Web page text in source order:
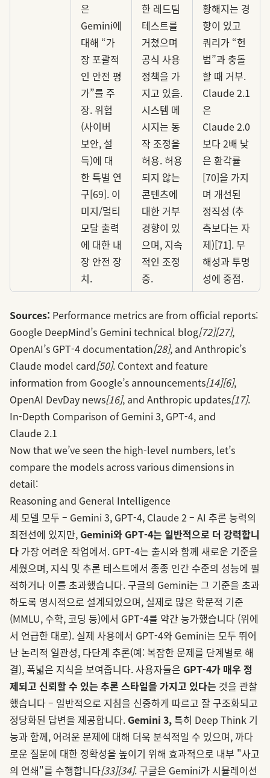
은
Gemini에
대해 “가
장 포괄적
인 안전 평
가”를 주
장. 위험
(사이버
보안, 설
득)에 대
한 특별 연
구[69]. 이
미지/멀티
모달 출력
에 대한 내
장 안전 장
치.
한 레드팀
테스트를
거쳤으며
공식 사용
정책을 가
지고 있음.
시스템 메
시지는 동
작 조정을
허용. 허용
되지 않는
콘텐츠에
대한 거부
경향이 있
으며, 지속
적인 조정
중.
황해지는 경
향이 있고
쿼리가 “헌
법”과 충돌
할 때 거부.
Claude 2.1
은
Claude 2.0
보다 2배 낮
은 환각률
[70]을 가지
며 개선된
정직성 (추
측보다는 자
제)[71]. 무
해성과 투명
성에 중점.
Sources: Performance metrics are from official reports:
Google DeepMind’s Gemini technical blog[72][27],
OpenAI’s GPT-4 documentation[28], and Anthropic’s
Claude model card[50]. Context and feature
information from Google’s announcements[14][6],
OpenAI DevDay news[16], and Anthropic updates[17].
In-Depth Comparison of Gemini 3, GPT‑4, and
Claude 2.1
Now that we’ve seen the high-level numbers, let’s
compare the models across various dimensions in
detail:
Reasoning and General Intelligence
세 모델 모두 – Gemini 3, GPT‑4, Claude 2 – AI 추론 능력의
최전선에 있지만, Gemini와 GPT‑4는 일반적으로 더 강력합니
다 가장 어려운 작업에서. GPT‑4는 출시와 함께 새로운 기준을
세웠으며, 지식 및 추론 테스트에서 종종 인간 수준의 성능에 필
적하거나 이를 초과했습니다. 구글의 Gemini는 그 기준을 초과
하도록 명시적으로 설계되었으며, 실제로 많은 학문적 기준
(MMLU, 수학, 코딩 등)에서 GPT‑4를 약간 능가했습니다 (위에
서 언급한 대로). 실제 사용에서 GPT‑4와 Gemini는 모두 뛰어
난 논리적 일관성, 다단계 추론(예: 복잡한 문제를 단계별로 해
결), 폭넓은 지식을 보여줍니다. 사용자들은 GPT‑4가 매우 정
제되고 신뢰할 수 있는 추론 스타일을 가지고 있다는 것을 관찰
했습니다 – 일반적으로 지침을 신중하게 따르고 잘 구조화되고
정당화된 답변을 제공합니다. Gemini 3,특히 Deep Think 기
능과 함께, 어려운 문제에 대해 더욱 분석적일 수 있으며, 까다
로운 질문에 대한 정확성을 높이기 위해 효과적으로 내부 "사고
의 연쇄"를 수행합니다[33][34]. 구글은 Gemini가 시뮬레이션